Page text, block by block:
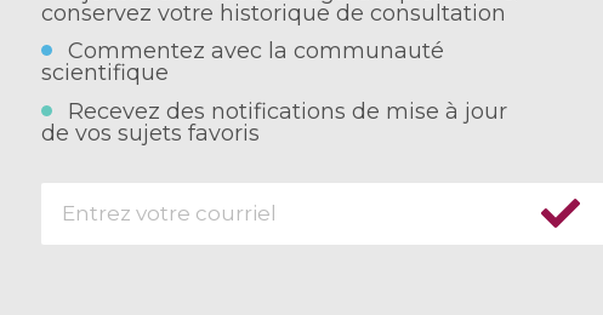
conservez votre historique de consultation
Commentez avec la communauté
scientifique
Recevez des notifications de mise à jour
de vos sujets favoris